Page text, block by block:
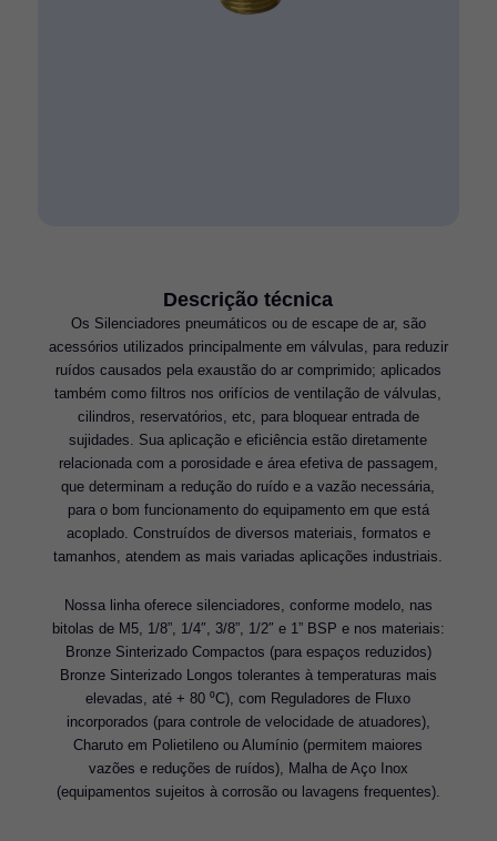
Descrição técnica
Os Silenciadores pneumáticos ou de escape de ar, são
acessórios utilizados principalmente em válvulas, para reduzir
ruídos causados pela exaustão do ar comprimido; aplicados
também como filtros nos orifícios de ventilação de válvulas,
cilindros, reservatórios, etc, para bloquear entrada de
sujidades. Sua aplicação e eficiência estão diretamente
relacionada com a porosidade e área efetiva de passagem,
que determinam a redução do ruído e a vazão necessária,
para o bom funcionamento do equipamento em que está
acoplado. Construídos de diversos materiais, formatos e
tamanhos, atendem as mais variadas aplicações industriais.
Nossa linha oferece silenciadores, conforme modelo, nas
bitolas de M5, 1/8”, 1/4″, 3/8”, 1/2″ e 1” BSP e nos materiais:
Bronze Sinterizado Compactos (para espaços reduzidos)
Bronze Sinterizado Longos tolerantes à temperaturas mais
elevadas, até + 80 ⁰C), com Reguladores de Fluxo
incorporados (para controle de velocidade de atuadores),
Charuto em Polietileno ou Alumínio (permitem maiores
vazões e reduções de ruídos), Malha de Aço Inox
(equipamentos sujeitos à corrosão ou lavagens frequentes).